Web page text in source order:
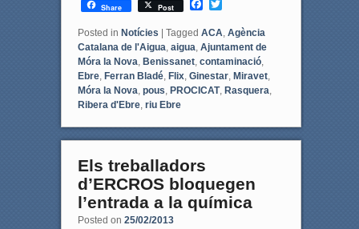
Share Post
F
c
e
b
o
o
k
T
t
t
e
r
Posted in Notícies Tagged ACA, Agència
Catalana de l'Aigua, aigua, Ajuntament de
Móra la Nova, Benissanet, contaminació,
Ebre, Ferran Bladé, Flix, Ginestar, Miravet,
Móra la Nova, pous, PROCICAT, Rasquera,
Ribera d'Ebre, riu Ebre
Els treballadors
d’ERCROS bloquegen
l’entrada a la química
Posted on 25/02/2013